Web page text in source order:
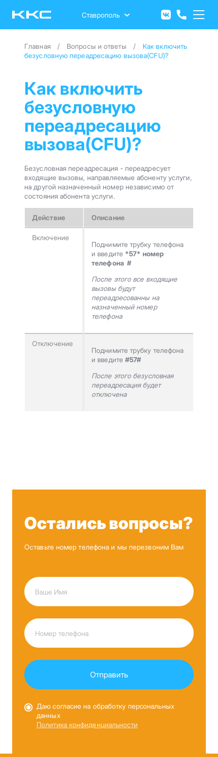
Ставрополь
Главная Вопросы и ответы
Как включить
безусловную переадресацию вызова(CFU)?
Как включить
безусловную
переадресацию
вызова(CFU)?
Безусловная переадресация - переадресует
входящие вызовы, направляемые абоненту услуги,
на другой назначенный номер независимо от
состояния абонента услуги.
Действие Описание
Включение
Поднимите трубку телефона
и введите *57* номер
телефона #
После этого все входящие
вызовы будут
переадресованны на
назначенный номер
телефона
Отключение
Поднимите трубку телефона
и введите #57#
После этого безусловная
переадресация будет
отключена
Остались вопросы?
Оставьте номер телефона и мы перезвоним Вам
Даю согласие на обработку персональных
данных
Политика конфиденциальности